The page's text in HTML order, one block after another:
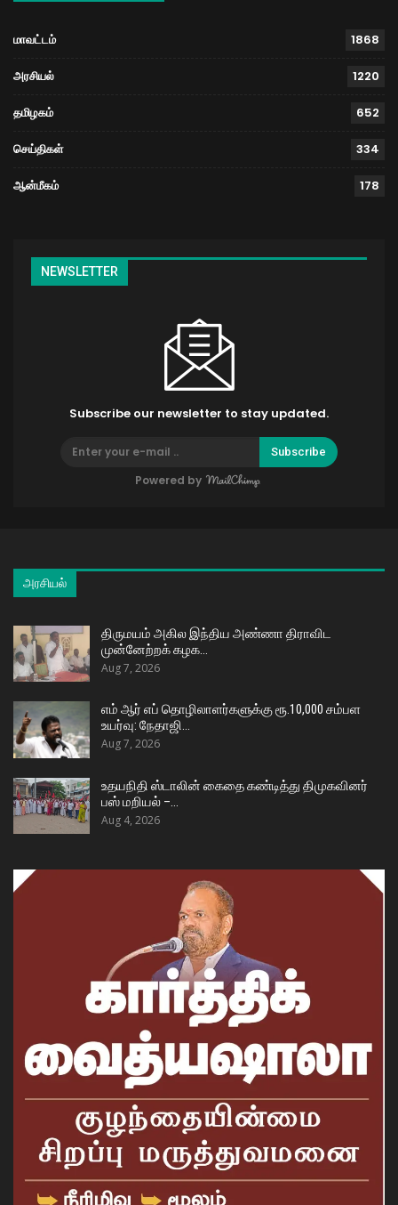
மாவட்டம் 1868
அரசியல் 1220
தமிழகம் 652
செய்திகள் 334
ஆன்மீகம் 178
NEWSLETTER
Subscribe our newsletter to stay updated.
Subscribe
Powered by
அரசியல்
திருமயம் அகில இந்திய அண்ணா திராவிட
முன்னேற்றக் கழக…
Aug 7, 2026
எம் ஆர் எப் தொழிலாளர்களுக்கு ரூ.10,000 சம்பள
உயர்வு: நேதாஜி…
Aug 7, 2026
உதயநிதி ஸ்டாலின் கைதை கண்டித்து திமுகவினர்
பஸ் மறியல் –…
Aug 4, 2026